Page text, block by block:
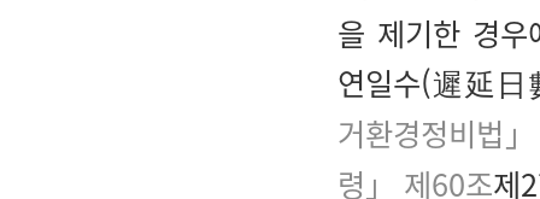
을 제기한 경우
연일수(遲延日
거환경정비법
령」 제60조제